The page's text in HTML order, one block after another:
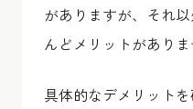
がありますが、それ
んどメリットがありま
具体的なデメリット